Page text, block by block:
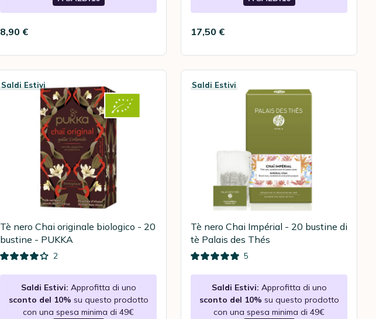
8,90 € 17,50 €
Saldi Estivi
Tè nero Chai originale biologico - 20
bustine - PUKKA
2
Saldi Estivi: Approfitta di uno
sconto del 10% su questo prodotto
con una spesa minima di 49€
Saldi Estivi
Tè nero Chai Impérial - 20 bustine di
tè Palais des Thés
5
Saldi Estivi: Approfitta di uno
sconto del 10% su questo prodotto
con una spesa minima di 49€